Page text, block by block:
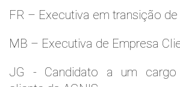
FR – Executiva em transição de
MB – Executiva de Empresa
JG - Candidato a um cargo